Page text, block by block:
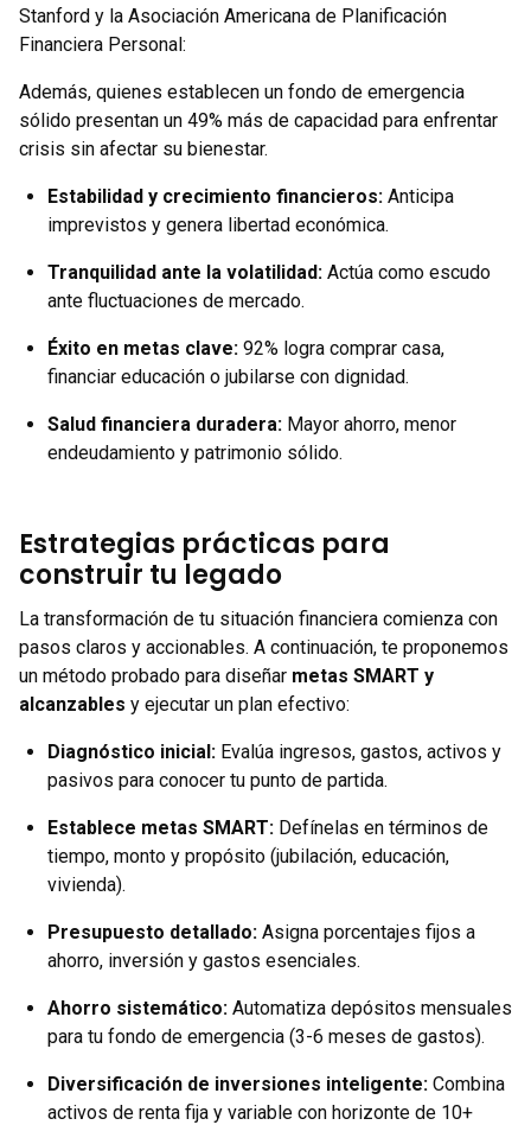
Stanford y la Asociación Americana de Planificación
Financiera Personal:
Además, quienes establecen un fondo de emergencia
sólido presentan un 49% más de capacidad para enfrentar
crisis sin afectar su bienestar.
Estabilidad y crecimiento financieros: Anticipa
imprevistos y genera libertad económica.
Tranquilidad ante la volatilidad: Actúa como escudo
ante fluctuaciones de mercado.
Éxito en metas clave: 92% logra comprar casa,
financiar educación o jubilarse con dignidad.
Salud financiera duradera: Mayor ahorro, menor
endeudamiento y patrimonio sólido.
Estrategias prácticas para
construir tu legado
La transformación de tu situación financiera comienza con
pasos claros y accionables. A continuación, te proponemos
un método probado para diseñar metas SMART y
alcanzables y ejecutar un plan efectivo:
Diagnóstico inicial: Evalúa ingresos, gastos, activos y
pasivos para conocer tu punto de partida.
Establece metas SMART: Defínelas en términos de
tiempo, monto y propósito (jubilación, educación,
vivienda).
Presupuesto detallado: Asigna porcentajes fijos a
ahorro, inversión y gastos esenciales.
Ahorro sistemático: Automatiza depósitos mensuales
para tu fondo de emergencia (3-6 meses de gastos).
Diversificación de inversiones inteligente: Combina
activos de renta fija y variable con horizonte de 10+